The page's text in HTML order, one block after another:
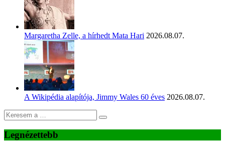
Margaretha Zelle, a hírhedt Mata Hari 2026.08.07.
A Wikipédia alapítója, Jimmy Wales 60 éves 2026.08.07.
Legnézettebb